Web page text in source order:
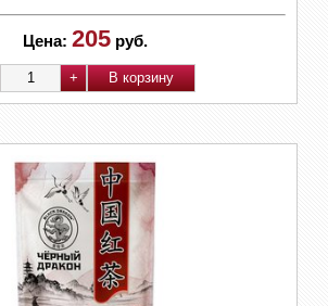
Цена: 205 руб.